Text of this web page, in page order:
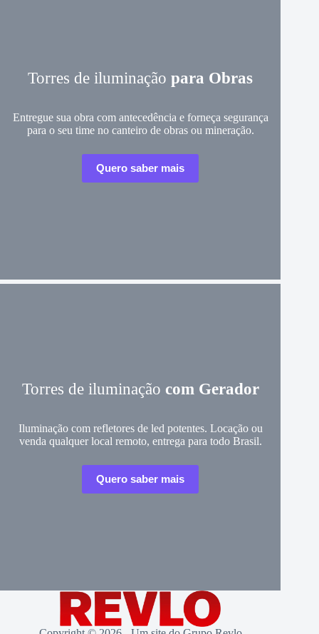
Torres de iluminaçãopara Obras
Entregue sua obra com antecedência e forneça segurança
para o seu time no canteiro de obras ou mineração.
Quero saber mais
Torres de iluminação com Gerador
Iluminação com refletores de led potentes. Locação ou
venda qualquer local remoto, entrega para todo Brasil.
Quero saber mais